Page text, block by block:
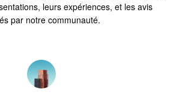
leurs expériences, et les avis
par notre communauté.